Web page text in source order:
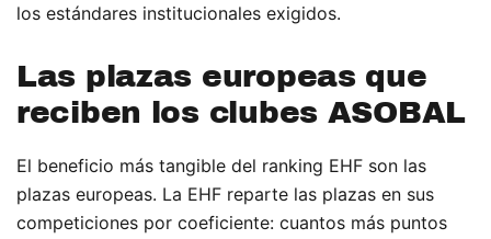
los estándares institucionales exigidos.
Las plazas europeas que
reciben los clubes ASOBAL
El beneficio más tangible del ranking EHF son las
plazas europeas. La EHF reparte las plazas en sus
competiciones por coeficiente: cuantos más puntos